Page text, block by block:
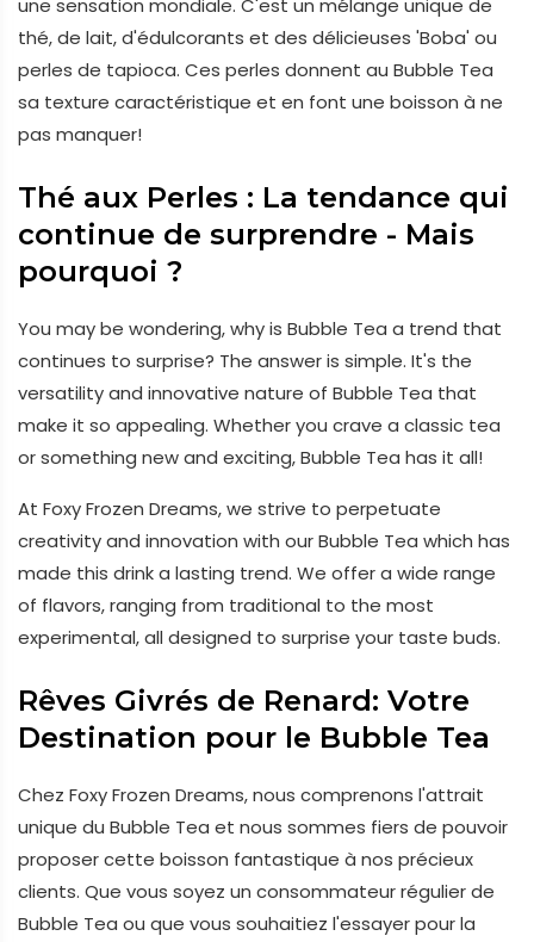
thé, de lait, d'édulcorants et des délicieuses 'Boba' ou
perles de tapioca. Ces perles donnent au Bubble Tea
sa texture caractéristique et en font une boisson à ne
pas manquer!
Thé aux Perles : La tendance qui
continue de surprendre - Mais
pourquoi ?
You may be wondering, why is Bubble Tea a trend that
continues to surprise? The answer is simple. It's the
versatility and innovative nature of Bubble Tea that
make it so appealing. Whether you crave a classic tea
or something new and exciting, Bubble Tea has it all!
At Foxy Frozen Dreams, we strive to perpetuate
creativity and innovation with our Bubble Tea which has
made this drink a lasting trend. We offer a wide range
of flavors, ranging from traditional to the most
experimental, all designed to surprise your taste buds.
Rêves Givrés de Renard: Votre
Destination pour le Bubble Tea
Chez Foxy Frozen Dreams, nous comprenons l'attrait
unique du Bubble Tea et nous sommes fiers de pouvoir
proposer cette boisson fantastique à nos précieux
clients. Que vous soyez un consommateur régulier de
Bubble Tea ou que vous souhaitiez l'essayer pour la